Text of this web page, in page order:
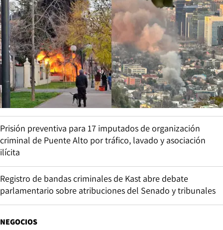
Prisión preventiva para 17 imputados de organización
criminal de Puente Alto por tráfico, lavado y asociación
ilícita
Registro de bandas criminales de Kast abre debate
parlamentario sobre atribuciones del Senado y tribunales
NEGOCIOS